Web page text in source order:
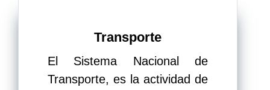
Transporte
El Sistema Nacional de
Transporte, es la actividad de